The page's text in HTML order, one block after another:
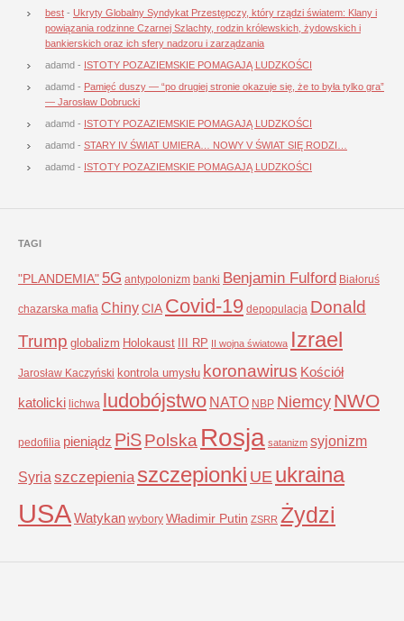
best - Ukryty Globalny Syndykat Przestępczy, który rządzi światem: Klany i
powiązania rodzinne Czarnej Szlachty, rodzin królewskich, żydowskich i
bankierskich oraz ich sfery nadzoru i zarządzania
adamd - ISTOTY POZAZIEMSKIE POMAGAJĄ LUDZKOŚCI
adamd - Pamięć duszy — “po drugiej stronie okazuje się, że to była tylko gra”
— Jarosław Dobrucki
adamd - ISTOTY POZAZIEMSKIE POMAGAJĄ LUDZKOŚCI
adamd - STARY IV ŚWIAT UMIERA… NOWY V ŚWIAT SIĘ RODZI…
adamd - ISTOTY POZAZIEMSKIE POMAGAJĄ LUDZKOŚCI
TAGI
"PLANDEMIA" 5G antypolonizm banki Benjamin Fulford Białoruś
chazarska mafia ChinyCIA Covid-19 depopulacja Donald
Trump globalizm Holokaust III RP II wojna światowa Izrael
Jarosław Kaczyński kontrola umysłu koronawirus Kościół
katolicki lichwa ludobójstwo NATO NBP NiemcyNWO
pedofilia pieniądz PiSPolska Rosja satanizm syjonizm
Syria szczepienia szczepionki UE ukraina
USAWatykan wybory Władimir Putin ZSRR Żydzi